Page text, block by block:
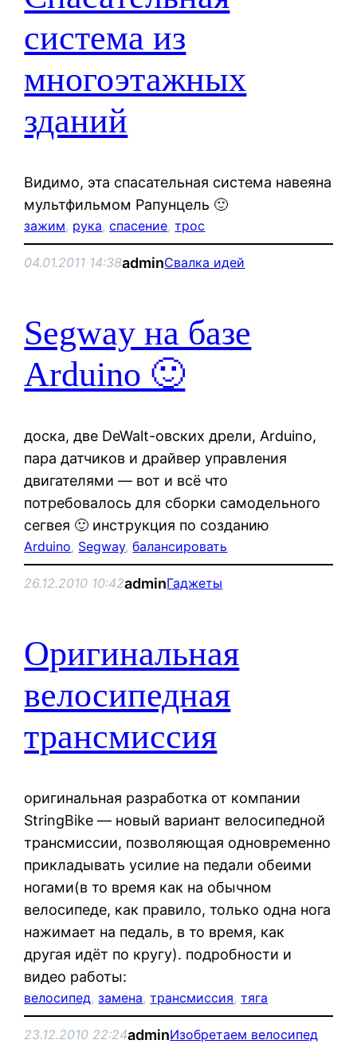
система из
многоэтажных
зданий
Видимо, эта спасательная система навеяна
мультфильмом Рапунцель 🙂
зажим, рука, спасение, трос
04.01.2011 14:38adminСвалка идей
Segway на базе
Arduino 🙂
доска, две DeWalt-овских дрели, Arduino,
пара датчиков и драйвер управления
двигателями — вот и всё что
потребовалось для сборки самодельного
сегвея 🙂 инструкция по созданию
Arduino, Segway, балансировать
26.12.2010 10:42adminГаджеты
Оригинальная
велосипедная
трансмиссия
оригинальная разработка от компании
StringBike — новый вариант велосипедной
трансмиссии, позволяющая одновременно
прикладывать усилие на педали обеими
ногами(в то время как на обычном
велосипеде, как правило, только одна нога
нажимает на педаль, в то время, как
другая идёт по кругу). подробности и
видео работы:
велосипед, замена, трансмиссия, тяга
23.12.2010 22:24adminИзобретаем велосипед